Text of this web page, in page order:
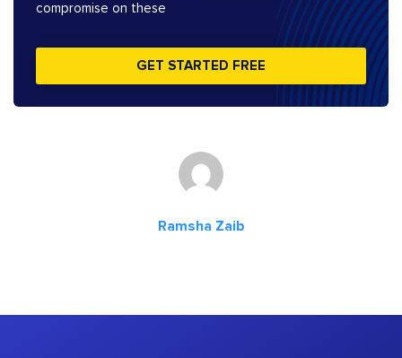
compromise on these
GET STARTED FREE
Ramsha Zaib